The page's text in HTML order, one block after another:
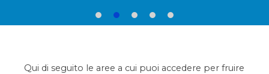
Qui di seguito le aree a cui puoi accedere per fruire